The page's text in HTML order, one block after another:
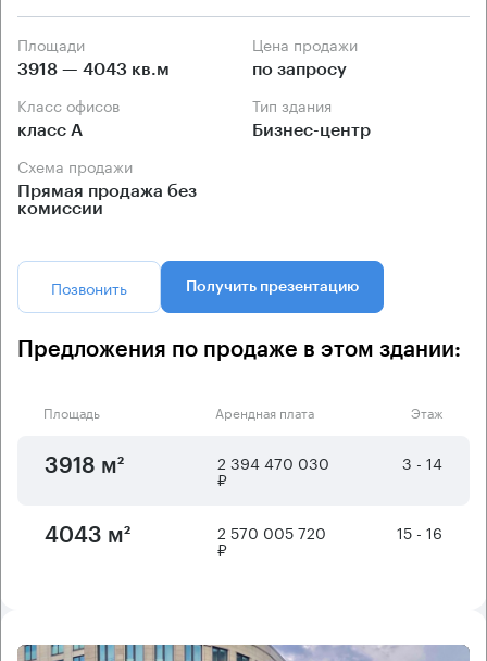
Площади
3918 — 4043 кв.м
Цена продажи
по запросу
Класс офисов
класс А
Тип здания
Бизнес-центр
Схема продажи
Прямая продажа без
комиссии
Позвонить Получить презентацию
Предложения по продаже в этом здании:
Площадь Арендная плата Этаж
3918 м² 2 394 470 030
₽
3 - 14
4043 м² 2 570 005 720
₽
15 - 16